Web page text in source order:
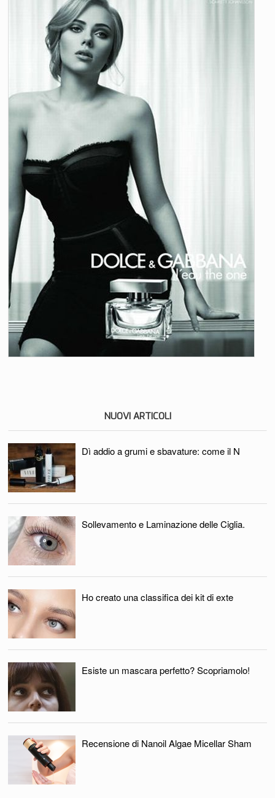
NUOVI ARTICOLI
Dì addio a grumi e sbavature: come il N
Sollevamento e Laminazione delle Ciglia.
Ho creato una classifica dei kit di exte
Esiste un mascara perfetto? Scopriamolo!
Recensione di Nanoil Algae Micellar Sham